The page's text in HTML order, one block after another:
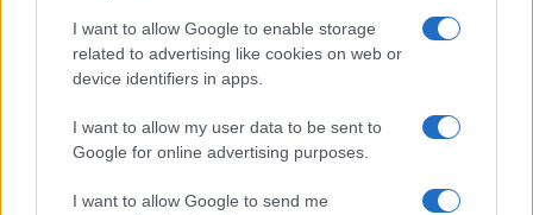
I want to allow Google to enable storage
related to advertising like cookies on web or
device identifiers in apps.
I want to allow my user data to be sent to
Google for online advertising purposes.
I want to allow Google to send me